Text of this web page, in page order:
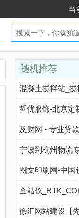
当
随机推荐